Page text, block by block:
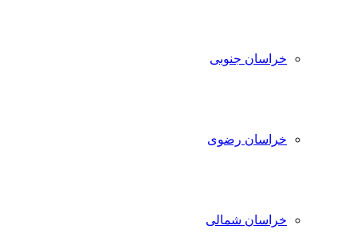
خراسان جنوبی
خراسان رضوی
خراسان شمالی